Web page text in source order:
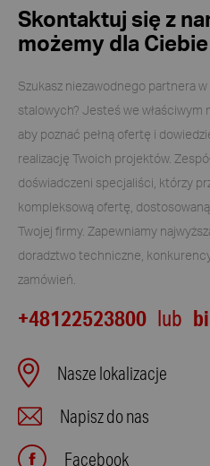
Skontaktuj się z
możemy dla
Szukasz niezawodnego partnera
stalowych? Jesteś we właściwym
aby poznać pełną ofertę i
realizację Twoich projektów.
doświadczeni specjaliści, którzy
kompleksową ofertę,
Twojej firmy. Zapewniamy
doradztwo techniczne,
zamówień.
+48122523800 lub
Nasze lokalizacje
Napisz do nas
Facebook